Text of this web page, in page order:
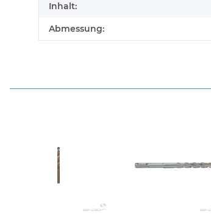
Inhalt:
Abmessung: